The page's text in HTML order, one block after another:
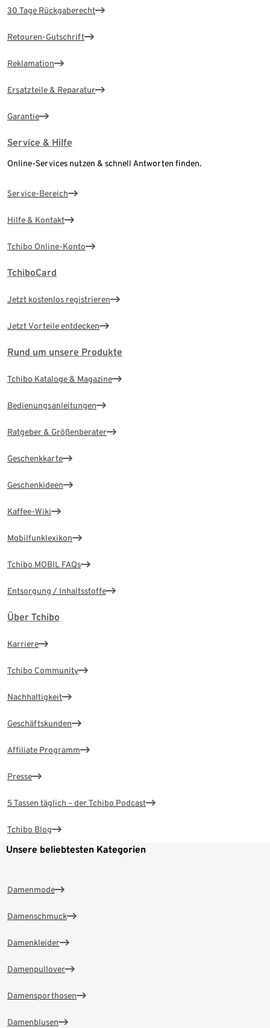
30 Tage Rückgaberecht
Retouren-Gutschrift
Reklamation
Ersatzteile & Reparatur
Garantie
Service & Hilfe
Online-Services nutzen & schnell Antworten finden.
Service-Bereich
Hilfe & Kontakt
Tchibo Online-Konto
TchiboCard
Jetzt kostenlos registrieren
Jetzt Vorteile entdecken
Rund um unsere Produkte
Tchibo Kataloge & Magazine
Bedienungsanleitungen
Ratgeber & Größenberater
Geschenkkarte
Geschenkideen
Kaffee-Wiki
Mobilfunklexikon
Tchibo MOBIL FAQs
Entsorgung / Inhaltsstoffe
Über Tchibo
Karriere
Tchibo Community
Nachhaltigkeit
Geschäftskunden
Affiliate Programm
Presse
5 Tassen täglich – der Tchibo Podcast
Tchibo Blog
Unsere beliebtesten Kategorien
Damenmode
Damenschmuck
Damenkleider
Damenpullover
Damensporthosen
Damenblusen